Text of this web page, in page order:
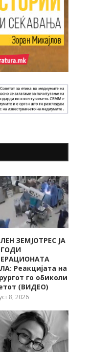
ЗЕМЈОТРЕС ЈА
Реакцијата на
го обиколи
(ВИДЕО)
8, 2026